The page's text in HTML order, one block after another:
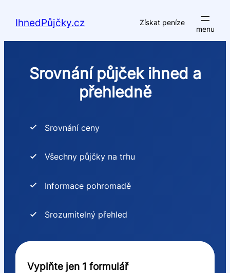
IhnedPůjčky.cz Získat peníze
Srovnání půjček ihned a
přehledně
Srovnání ceny
Všechny půjčky na trhu
Informace pohromadě
Srozumitelný přehled
Vyplňte jen 1 formulář